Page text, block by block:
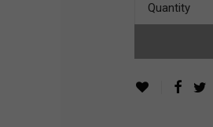
Quantity